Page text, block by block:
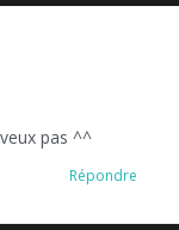
pas ^^
Répondre